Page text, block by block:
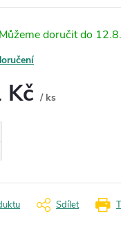
Kč / ks
Sdílet